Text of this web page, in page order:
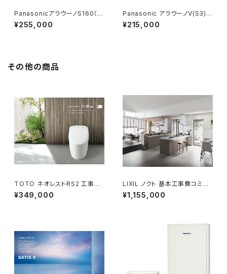
PanasonicアラウーノS160（タ
イプ2） 基本工事費コミコミプラ
ン
¥255,000
Panasonic アラウーノV(S3)基
本工事費コミコミプラン
¥215,000
その他の商品
TOTO ネオレストRS2 工事費
コミコミプラン
¥349,000
LIXIL ノクト 基本工事費コミコ
ミプラン
¥1,155,000